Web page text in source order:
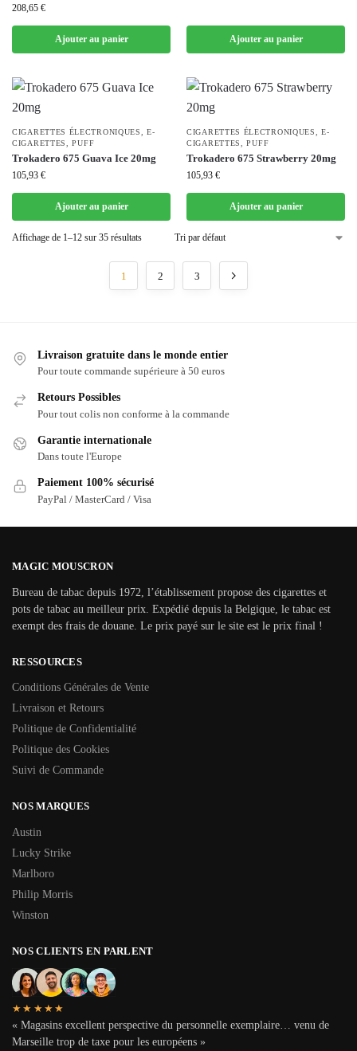
208,65 €
Ajouter au panier Ajouter au panier
CIGARETTES ÉLECTRONIQUES ,E-
CIGARETTES
,PUFF
Trokadero 675 Guava Ice 20mg
105,93 €
Ajouter au panier
CIGARETTES ÉLECTRONIQUES ,E-
CIGARETTES
,PUFF
Trokadero 675 Strawberry 20mg
105,93 €
Ajouter au panier
Affichage de 1–12 sur 35 résultats
1 2 3
Livraison gratuite dans le monde entier
Pour toute commande supérieure à 50 euros
Retours Possibles
Pour tout colis non conforme à la commande
Garantie internationale
Dans toute l'Europe
Paiement 100% sécurisé
PayPal / MasterCard / Visa
MAGIC MOUSCRON
Bureau de tabac depuis 1972, l’établissement propose des cigarettes et
pots de tabac au meilleur prix. Expédié depuis la Belgique, le tabac est
exempt des frais de douane. Le prix payé sur le site est le prix final !
RESSOURCES
Conditions Générales de Vente
Livraison et Retours
Politique de Confidentialité
Politique des Cookies
Suivi de Commande
NOS MARQUES
Austin
Lucky Strike
Marlboro
Philip Morris
Winston
NOS CLIENTS EN PARLENT
★★★★★
« Magasins excellent perspective du personnelle exemplaire… venu de
Marseille trop de taxe pour les européens »